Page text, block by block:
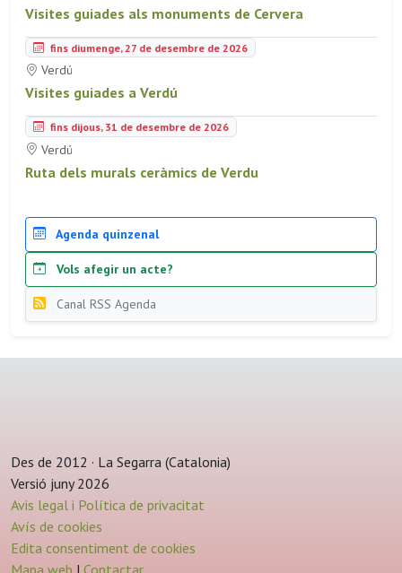
Visites guiades als monuments de Cervera
fins diumenge, 27 de desembre de 2026
Verdú
Visites guiades a Verdú
fins dijous, 31 de desembre de 2026
Verdú
Ruta dels murals ceràmics de Verdu
Agenda quinzenal
Vols afegir un acte?
Canal RSS Agenda
Des de 2012 · La Segarra (Catalonia)
Versió juny 2026
Avis legal i Política de privacitat
Avís de cookies
Edita consentiment de cookies
Mapa web | Contactar